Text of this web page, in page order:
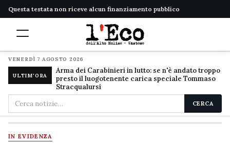
Questa testata non riceve alcun finanziamento pubblico
VENERDÌ 7 AGOSTO 2026
ULTIM'ORA
Arma dei Carabinieri in lutto: se n'è andato troppo
presto il luogotenente carica speciale Tommaso
Stracqualursi
Cerca
nel
sito
CERCA
IN EVIDENZA